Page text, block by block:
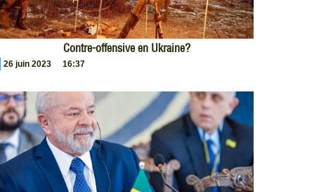
Contre-offensive en Ukraine?
26 juin 2023 16:37